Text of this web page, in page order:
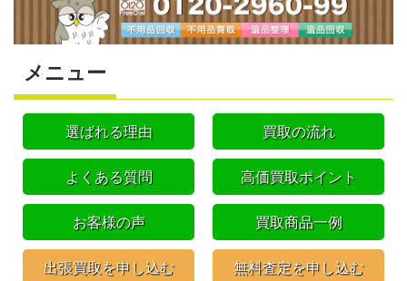
メニュー
選ばれる理由 買取の流れ
よくある質問 高価買取ポイント
お客様の声 買取商品一例
出張買取を申し込む 無料査定を申し込む